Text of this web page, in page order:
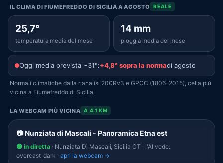
IL CLIMA DI FIUMEFREDDO DI SICILIA A AGOSTO REALE
25,7°
temperatura media del mese
14 mm
pioggia media del mese
Oggi media prevista ~31°:+4,8° sopra la normadi agosto
Normali climatiche dalla rianalisi 20CRv3 e GPCC (1806–2015), cella più
vicina a Fiumefreddo di Sicilia.
LA WEBCAM PIÙ VICINA A 4.1 KM
📷 Nunziata di Mascali - Panoramica Etna est
🟢 in diretta · Nunziata Di Mascali, Sicilia CT · l'AI vede:
overcast_dark · apri la webcam →